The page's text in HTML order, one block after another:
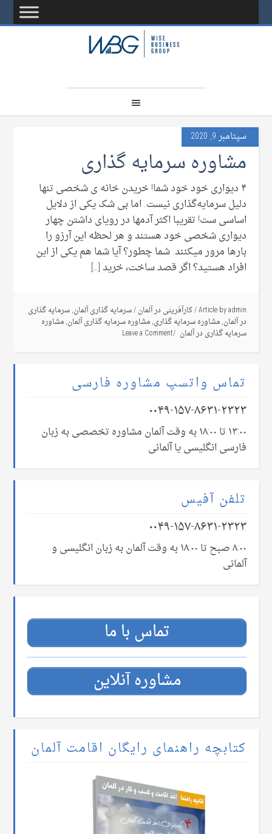
سپتامبر 9, 2020
مشاوره سرمایه گذاری
۴ دیواری خود خود شما! خریدن خانه ی شخصی تنها
دلیل سرمایه‌گذاری نیست. اما بی شک یکی از دلایل
اساسی ست! تقریبا اکثر آدمها در رویای داشتن چهار
دیواری شخصی خود هستند و هر لحظه این آرزو را
بارها مرور میکنند. شما چطور؟ آیا شما هم یکی از این
افراد هستید؟ اگر قصد ساخت، خرید […]
Article byadmin
/کارآفرینی در آلمان/سرمایه گذاری آلمان,سرمایه گذاری
در آلمان,مشاوره سرمایه گذاری,مشاوره سرمایه گذاری آلمان,مشاوره
سرمایه گذاری در آلمان Leave a Comment
تماس واتسپ مشاوره فارسی
۰۰۴۹-۱۵۷-۸۶۳۱-۲۳۲۳
۱۳:۰۰ تا ۱۸:۰۰ به وقت آلمان مشاوره تخصصی به زبان
فارسی انگلیسی یا آلمانی
تلفن آفیس
۰۰۴۹-۱۵۷-۸۶۳۱-۲۳۲۳
۸:۰۰ صبح تا ۱۸:۰۰ به وقت آلمان به زبان انگلیسی و
آلمانی
تماس با ما
مشاوره آنلاین
کتابچه راهنمای رایگان اقامت آلمان